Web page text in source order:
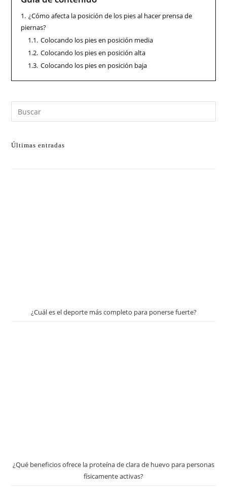
1. ¿Cómo afecta la posición de los pies al hacer prensa de
piernas?
1.1. Colocando los pies en posición media
1.2. Colocando los pies en posición alta
1.3. Colocando los pies en posición baja
Últimas entradas
¿Cuál es el deporte más completo para ponerse fuerte?
¿Qué beneficios ofrece la proteína de clara de huevo para personas
físicamente activas?